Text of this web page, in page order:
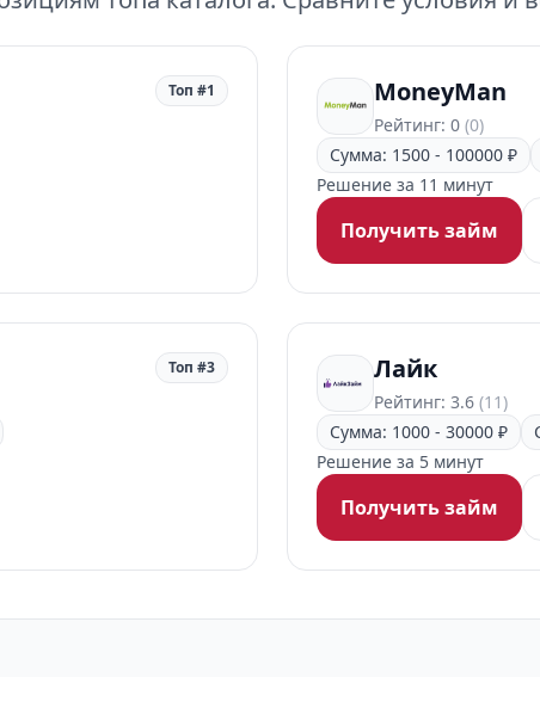
Топ #1 MoneyMan
Рейтинг: 0 (0)
Сумма: 1500 - 100000 ₽
Решение за 11 минут
Получить займ
Топ #3 Лайк
Рейтинг: 3.6 (11)
Сумма: 1000 - 30000 ₽
Решение за 5 минут
Получить займ